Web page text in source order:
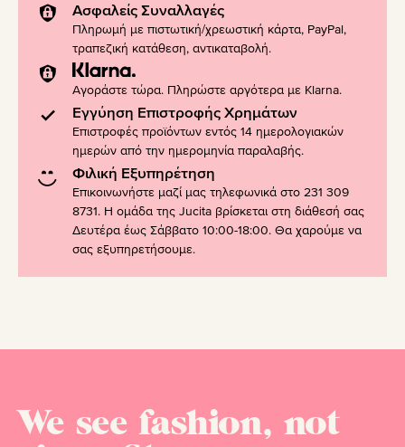
Ασφαλείς Συναλλαγές
Πληρωμή με πιστωτική/χρεωστική κάρτα, PayPal,
τραπεζική κατάθεση, αντικαταβολή.
Αγοράστε τώρα. Πληρώστε αργότερα με Klarna.
Εγγύηση Επιστροφής Χρημάτων
Επιστροφές προϊόντων εντός 14 ημερολογιακών
ημερών από την ημερομηνία παραλαβής.
Φιλική Εξυπηρέτηση
Επικοινωνήστε μαζί μας τηλεφωνικά στο 231 309
8731. Η ομάδα της Jucita βρίσκεται στη διάθεσή σας
Δευτέρα έως Σάββατο 10:00-18:00. Θα χαρούμε να
σας εξυπηρετήσουμε.
We see fashion, not